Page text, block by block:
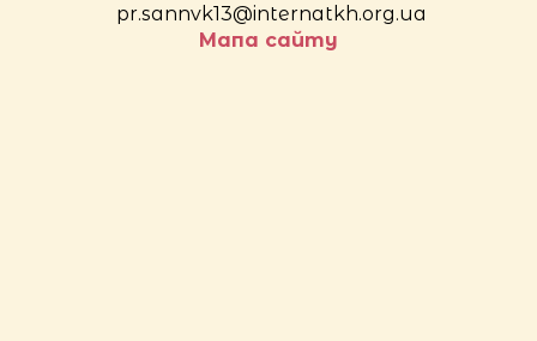
pr.sannvk13@internatkh.org.ua
Мапа сайту